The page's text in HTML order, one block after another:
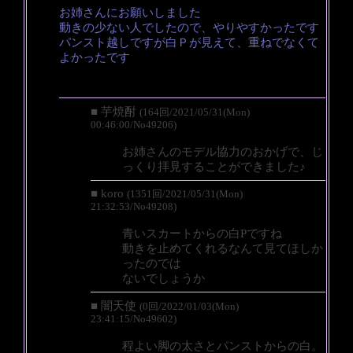
お姉さんにお願いしました
動きの少ない人でしたので、やりやすかったです
パンスト越しですが白Ｐが見えて、重ねでなくて
よかったです
■ 芋焼酎 (164回/2021/05/31(Mon)
00:46:00/No49206)
お姉さんのモデル協力のおかげで、じ
っくり拝見することができました♪
■ koro (1351回/2021/05/31(Mon)
21:32:53/No49208)
青いスカートからの白Pですね
動きを止めてくれるなんて見てほしか
ったのでは
ないでしょうか
■ 闇天使 (0回/2022/01/03(Mon)
23:41:15/No49602)
程よい脚の太さとパンストからの白。